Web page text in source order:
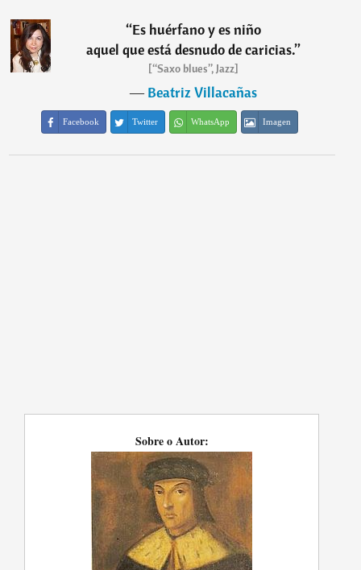
“Es huérfano y es niño
aquel que está desnudo de caricias.”
[“Saxo blues”, Jazz]
―Beatriz Villacañas
Facebook Twitter WhatsApp Imagen
Sobre o Autor: